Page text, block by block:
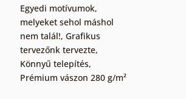
Egyedi motívumok,
melyeket sehol máshol
nem talál!, Grafikus
tervezőnk tervezte,
Könnyű telepítés,
Prémium vászon 280 g/m²